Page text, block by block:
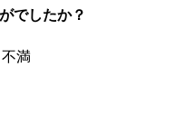
でしたか？
不満